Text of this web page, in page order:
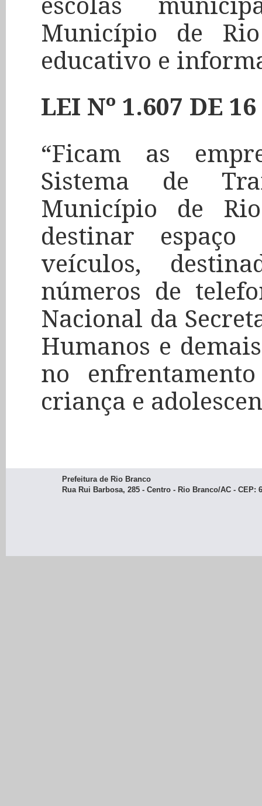
Município de
educativo e
LEI Nº 1.607 DE
“Ficam as
Sistema de
Município de
destinar
veículos,
números de
Nacional da
Humanos e
no
criança e
Prefeitura de Rio Branco
Rua Rui Barbosa, 285 - Centro - Rio Branco/AC - CEP: